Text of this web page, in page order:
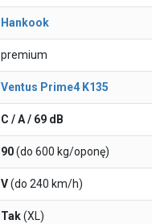
Hankook
premium
Ventus Prime4 K135
C / A / 69 dB
90(do 600 kg/oponę)
V(do 240 km/h)
Tak(XL)